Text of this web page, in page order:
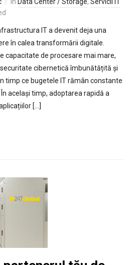
IT a devenit deja una
în calea transformării digitale.
capacitate de procesare mai mare,
cibernetică îmbunătățită și
timp ce bugetele IT rămân constante
același timp, adoptarea rapidă a
[…]